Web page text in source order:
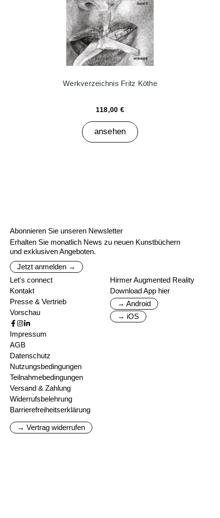
Werkverzeichnis Fritz Köthe
118,00 €
ansehen
Abonnieren Sie unseren Newsletter
Erhalten Sie monatlich News zu neuen Kunstbüchern
und exklusiven Angeboten.
Jetzt anmelden →
Let's connect
Kontakt
Presse & Vertrieb
Vorschau
Hirmer Augmented Reality
Download App hier
→ Android
→ iOS
Impressum
AGB
Datenschutz
Nutzungsbedingungen
Teilnahmebedingungen
Versand & Zahlung
Widerrufsbelehrung
Barrierefreiheitserklärung
→ Vertrag widerrufen